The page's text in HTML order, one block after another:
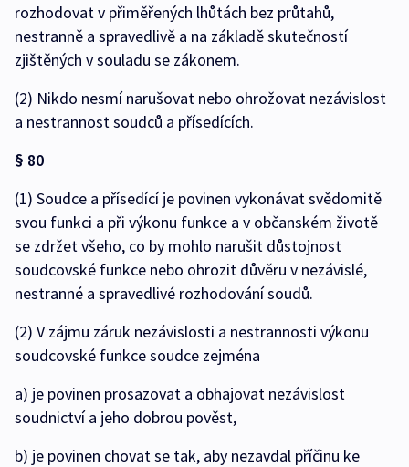
rozhodovat v přiměřených lhůtách bez průtahů,
nestranně a spravedlivě a na základě skutečností
zjištěných v souladu se zákonem.
(2) Nikdo nesmí narušovat nebo ohrožovat nezávislost
a nestrannost soudců a přísedících.
§ 80
(1) Soudce a přísedící je povinen vykonávat svědomitě
svou funkci a při výkonu funkce a v občanském životě
se zdržet všeho, co by mohlo narušit důstojnost
soudcovské funkce nebo ohrozit důvěru v nezávislé,
nestranné a spravedlivé rozhodování soudů.
(2) V zájmu záruk nezávislosti a nestrannosti výkonu
soudcovské funkce soudce zejména
a) je povinen prosazovat a obhajovat nezávislost
soudnictví a jeho dobrou pověst,
b) je povinen chovat se tak, aby nezavdal příčinu ke